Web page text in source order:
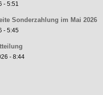
- 5:51
Sonderzahlung im Mai 2026
- 5:45
- 8:44